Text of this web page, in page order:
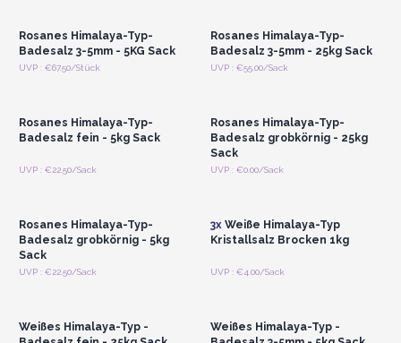
Rosanes Himalaya-Typ-
Badesalz 3-5mm - 5KG Sack
UVP : €67.50/Stück
Rosanes Himalaya-Typ-
Badesalz 3-5mm - 25kg Sack
UVP : €55.00/Sack
Anmelden oder
Rosanes Himalaya-Typ-
Badesalz fein - 5kg Sack
UVP : €22.50/Sack
Anmelden oder
Rosanes Himalaya-Typ-
Badesalz grobkörnig - 25kg
Sack
UVP : €0.00/Sack
Anmelden oder
Rosanes Himalaya-Typ-
Badesalz grobkörnig - 5kg
Sack
UVP : €22.50/Sack
Anmelden oder
3xWeiße Himalaya-Typ
Kristallsalz Brocken 1kg
UVP : €4.00/Sack
Anmelden oder
Weißes Himalaya-Typ -
Anmelden oder
Weißes Himalaya-Typ -